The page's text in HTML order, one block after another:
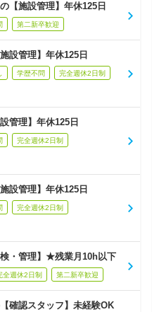
【施設管理】年休125日
第二新卒歓迎
設管理】年休125日
学歴不問 完全週休2日制
管理】年休125日
完全週休2日制
設管理】年休125日
完全週休2日制
・管理】★残業月10h以下
全週休2日制 第二新卒歓迎
確認スタッフ】未経験OK